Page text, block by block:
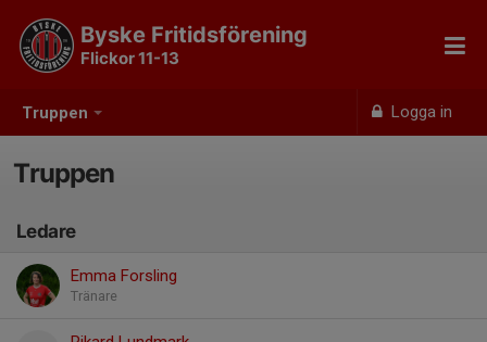
Truppen Logga in
Byske Fritidsförening
Flickor 11-13
Truppen
Ledare
Emma Forsling
Tränare